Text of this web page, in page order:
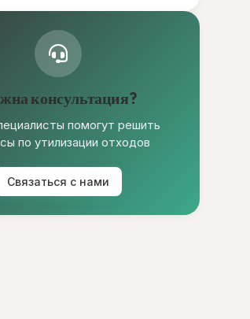
консультация?
помогут решить
по утилизации отходов
Связаться с нами